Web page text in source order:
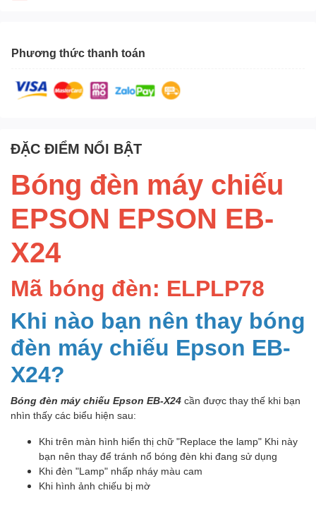
Phương thức thanh toán
ĐẶC ĐIỂM NỔI BẬT
Bóng đèn máy chiếu
EPSON EPSON EB-
X24
Mã bóng đèn: ELPLP78
Khi nào bạn nên thay bóng
đèn máy chiếu Epson EB-
X24?
Bóng đèn máy chiếu Epson EB-X24 cần được thay thế khi bạn
nhìn thấy các biểu hiện sau:
Khi trên màn hình hiển thị chữ "Replace the lamp" Khi này
bạn nên thay để tránh nổ bóng đèn khi đang sử dụng
Khi đèn "Lamp" nhấp nháy màu cam
Khi hình ảnh chiếu bị mờ